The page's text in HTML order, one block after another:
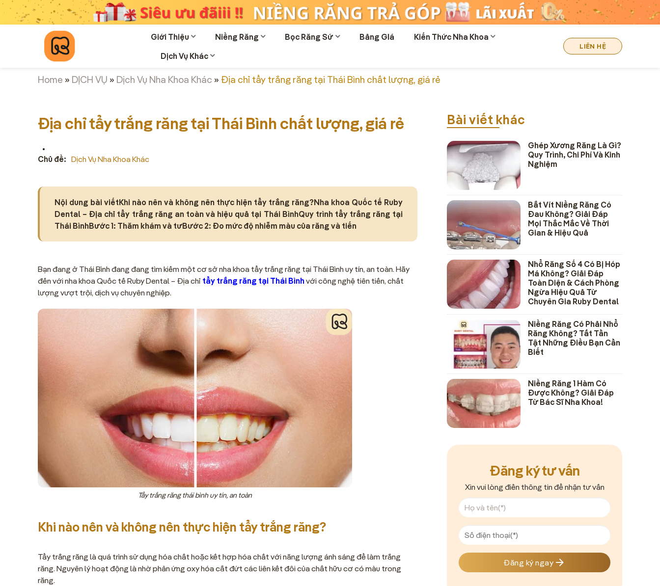
Chuyển
Giới Thiệu Niềng Răng Bọc Răng Sứ Bảng GIá
Kiến Thức Nha Khoa
Dịch Vụ Khác
LIÊN HỆ
Home » DỊCH VỤ » Dịch Vụ Nha Khoa Khác » Địa chỉ tẩy trắng răng tại Thái Bình chất lượng, giá rẻ
Địa chỉ tẩy trắng răng tại Thái Bình chất lượng, giá rẻ
Chủ đề: Dịch Vụ Nha Khoa Khác
Nội dung bài viếtKhi nào nên và không nên thực hiện tẩy trắng răng?Nha khoa Quốc tế Ruby
Dental – Địa chỉ tẩy trắng răng an toàn và hiệu quả tại Thái BìnhQuy trình tẩy trắng răng tại
Thái BìnhBước 1: Thăm khám và tưBước 2: Đo mức độ nhiễm màu của răng và tiến
Bạn đang ở Thái Bình đang đang tìm kiếm một cơ sở nha khoa tẩy trắng răng tại Thái Bình uy tín, an toàn. Hãy
đến với nha khoa Quốc tế Ruby Dental – Địa chỉ tẩy trắng răng tại Thái Bìnhvới công nghệ tiên tiến, chất
lượng vượt trội, dịch vụ chuyên nghiệp.
Tẩy trắng răng thái bình uy tín, an toàn
Khi nào nên và không nên thực hiện tẩy trắng răng?
Tẩy trắng răng là quá trình sử dụng hóa chất hoặc kết hợp hóa chất với năng lượng ánh sáng để làm trắng
răng. Nguyên lý hoạt động là nhờ phản ứng oxy hóa cắt đứt các liên kết đôi của chất hữu cơ có màu trong
răng.
Bài viết khác
Ghép Xương Răng Là Gì?
Quy Trình, Chi Phí Và Kinh
Nghiệm
Bắt Vít Niềng Răng Có
Đau Không? Giải Đáp
Mọi Thắc Mắc Về Thời
Gian & Hiệu Quả
Nhổ Răng Số 4 Có Bị Hóp
Má Không? Giải Đáp
Toàn Diện & Cách Phòng
Ngừa Hiệu Quả Từ
Chuyên Gia Ruby Dental
Niềng Răng Có Phải Nhổ
Răng Không? Tất Tần
Tật Những Điều Bạn Cần
Biết
Niềng Răng 1 Hàm Có
Được Không? Giải Đáp
Từ Bác Sĩ Nha Khoa!
Đăng ký tư vấn
Xin vui lòng điền thông tin để nhận tư vấn
Đăng ký ngay